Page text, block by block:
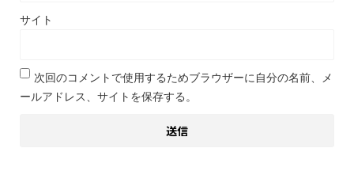
サイト
次回のコメントで使用するためブラウザーに自分の名前、メ
ールアドレス、サイトを保存する。